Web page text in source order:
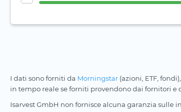
I dati sono forniti da Morningstar (azioni, ETF, fondi),
in tempo reale se forniti provendono dai fornitori e
Isarvest GmbH non fornisce alcuna garanzia sulle